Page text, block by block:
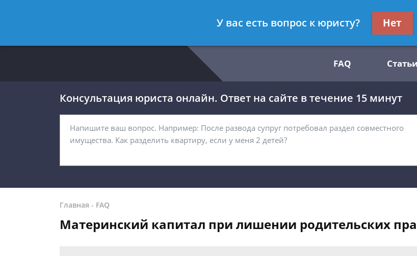
8 812 467-32-54
FAQ Статьи
Консультация юриста онлайн. Ответ на сайте в течение 15 минут
Главная - FAQ
Материнский капитал при лишении родительских
У вас есть вопрос к юристу? Нет